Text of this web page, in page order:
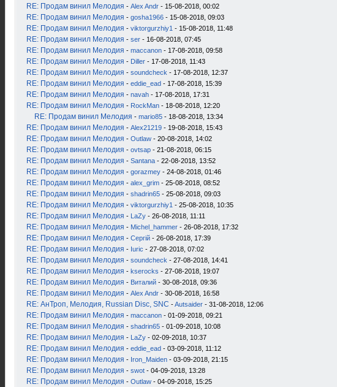
RE: Продам винил Мелодия - Alex Andr - 15-08-2018, 00:02
RE: Продам винил Мелодия - gosha1966 - 15-08-2018, 09:03
RE: Продам винил Мелодия - viktorgurzhiy1 - 15-08-2018, 11:48
RE: Продам винил Мелодия - ser - 16-08-2018, 07:45
RE: Продам винил Мелодия - maccanon - 17-08-2018, 09:58
RE: Продам винил Мелодия - Diller - 17-08-2018, 11:43
RE: Продам винил Мелодия - soundcheck - 17-08-2018, 12:37
RE: Продам винил Мелодия - eddie_ead - 17-08-2018, 15:39
RE: Продам винил Мелодия - navah - 17-08-2018, 17:31
RE: Продам винил Мелодия - RockMan - 18-08-2018, 12:20
RE: Продам винил Мелодия - mario85 - 18-08-2018, 13:34
RE: Продам винил Мелодия - Alex21219 - 19-08-2018, 15:43
RE: Продам винил Мелодия - Outlaw - 20-08-2018, 14:02
RE: Продам винил Мелодия - ovtsap - 21-08-2018, 06:15
RE: Продам винил Мелодия - Santana - 22-08-2018, 13:52
RE: Продам винил Мелодия - gorazmey - 24-08-2018, 01:46
RE: Продам винил Мелодия - alex_grim - 25-08-2018, 08:52
RE: Продам винил Мелодия - shadrin65 - 25-08-2018, 09:03
RE: Продам винил Мелодия - viktorgurzhiy1 - 25-08-2018, 10:35
RE: Продам винил Мелодия - LaZy - 26-08-2018, 11:11
RE: Продам винил Мелодия - Michel_hammer - 26-08-2018, 17:32
RE: Продам винил Мелодия - Сергій - 26-08-2018, 17:39
RE: Продам винил Мелодия - Iuric - 27-08-2018, 07:02
RE: Продам винил Мелодия - soundcheck - 27-08-2018, 14:41
RE: Продам винил Мелодия - kserocks - 27-08-2018, 19:07
RE: Продам винил Мелодия - Виталий - 30-08-2018, 09:36
RE: Продам винил Мелодия - Alex Andr - 30-08-2018, 16:58
RE: АнТроп, Мелодия, Russian Disc, SNC -Autsaider - 31-08-2018, 12:06
RE: Продам винил Мелодия - maccanon - 01-09-2018, 09:21
RE: Продам винил Мелодия - shadrin65 - 01-09-2018, 10:08
RE: Продам винил Мелодия - LaZy - 02-09-2018, 10:37
RE: Продам винил Мелодия - eddie_ead - 03-09-2018, 11:12
RE: Продам винил Мелодия - Iron_Maiden - 03-09-2018, 21:15
RE: Продам винил Мелодия - swot - 04-09-2018, 13:28
RE: Продам винил Мелодия - Outlaw - 04-09-2018, 15:25